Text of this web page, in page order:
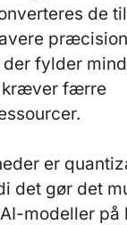
de
der fylder
kræver færre
er
det gør det
modeller på